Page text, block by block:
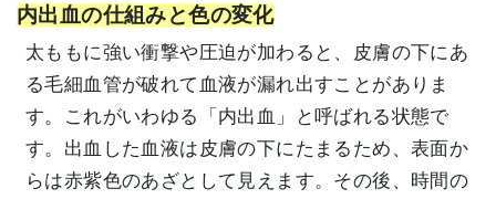
内出血の仕組みと色の変化
太ももに強い衝撃や圧迫が加わると、皮膚の下にあ
る毛細血管が破れて血液が漏れ出すことがありま
す。これがいわゆる「内出血」と呼ばれる状態で
す。出血した血液は皮膚の下にたまるため、表面か
らは赤紫色のあざとして見えます。その後、時間の